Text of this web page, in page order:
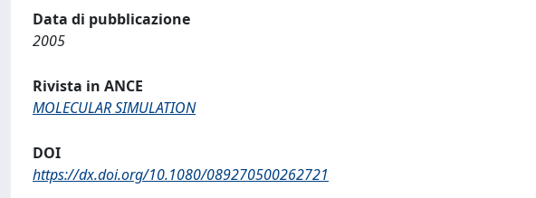
Data di pubblicazione
2005
Rivista in ANCE
MOLECULAR SIMULATION
DOI
https://dx.doi.org/10.1080/089270500262721